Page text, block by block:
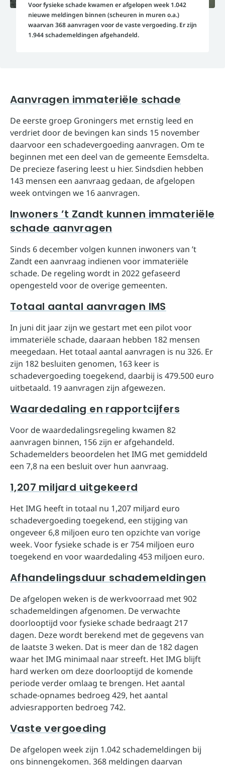
Voor fysieke schade kwamen er afgelopen week 1.042
nieuwe meldingen binnen (scheuren in muren o.a.)
waarvan 368 aanvragen voor de vaste vergoeding. Er zijn
1.944 schademeldingen afgehandeld.
Aanvragen immateriële schade
De eerste groep Groningers met ernstig leed en
verdriet door de bevingen kan sinds 15 november
daarvoor een schadevergoeding aanvragen. Om te
beginnen met een deel van de gemeente Eemsdelta.
De precieze fasering leest u hier. Sindsdien hebben
143 mensen een aanvraag gedaan, de afgelopen
week ontvingen we 16 aanvragen.
Inwoners ’t Zandt kunnen immateriële
schade aanvragen
Sinds 6 december volgen kunnen inwoners van ’t
Zandt een aanvraag indienen voor immateriële
schade. De regeling wordt in 2022 gefaseerd
opengesteld voor de overige gemeenten.
Totaal aantal aanvragen IMS
In juni dit jaar zijn we gestart met een pilot voor
immateriële schade, daaraan hebben 182 mensen
meegedaan. Het totaal aantal aanvragen is nu 326. Er
zijn 182 besluiten genomen, 163 keer is
schadevergoeding toegekend, daarbij is 479.500 euro
uitbetaald. 19 aanvragen zijn afgewezen.
Waardedaling en rapportcijfers
Voor de waardedalingsregeling kwamen 82
aanvragen binnen, 156 zijn er afgehandeld.
Schademelders beoordelen het IMG met gemiddeld
een 7,8 na een besluit over hun aanvraag.
1,207 miljard uitgekeerd
Het IMG heeft in totaal nu 1,207 miljard euro
schadevergoeding toegekend, een stijging van
ongeveer 6,8 miljoen euro ten opzichte van vorige
week. Voor fysieke schade is er 754 miljoen euro
toegekend en voor waardedaling 453 miljoen euro.
Afhandelingsduur schademeldingen
De afgelopen weken is de werkvoorraad met 902
schademeldingen afgenomen. De verwachte
doorlooptijd voor fysieke schade bedraagt 217
dagen. Deze wordt berekend met de gegevens van
de laatste 3 weken. Dat is meer dan de 182 dagen
waar het IMG minimaal naar streeft. Het IMG blijft
hard werken om deze doorlooptijd de komende
periode verder omlaag te brengen. Het aantal
schade-opnames bedroeg 429, het aantal
adviesrapporten bedroeg 742.
Vaste vergoeding
De afgelopen week zijn 1.042 schademeldingen bij
ons binnengekomen. 368 meldingen daarvan